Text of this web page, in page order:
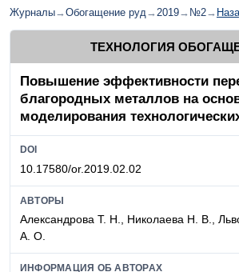
Журналы→Обогащение руд→2019→ №2→
ТЕХНОЛОГИЯ
Повышение эффективности
благородных металлов на
моделирования
DOI
10.17580/or.2019.02.02
АВТОРЫ
Александрова Т. Н., Николаева Н. В.,
А. О.
ИНФОРМАЦИЯ ОБ АВТОРАХ